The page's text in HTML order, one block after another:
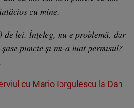
cu mine.
lei. Înțeleg, nu e problemă, dar
puncte și mi-a luat permisul?
cu Mario Iorgulescu la Dan